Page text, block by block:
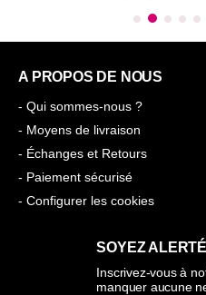
A PROPOS DE NOUS
- Qui sommes-nous ?
- Moyens de livraison
- Échanges et Retours
- Paiement sécurisé
- Configurer les cookies
SOYEZ
Inscrivez-vous à
manquer aucune